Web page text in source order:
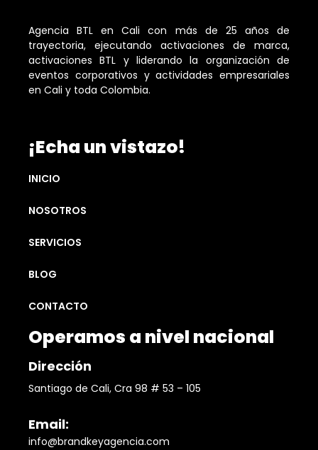
Agencia BTL en Cali con más de 25 años de
trayectoria, ejecutando activaciones de marca,
activaciones BTL y liderando la organización de
eventos corporativos y actividades empresariales
en Cali y toda Colombia.
¡Echa un vistazo!
INICIO
NOSOTROS
SERVICIOS
BLOG
CONTACTO
Operamos a nivel nacional
Dirección
Santiago de Cali, Cra 98 # 53 – 105
Email:
info@brandkeyagencia.com